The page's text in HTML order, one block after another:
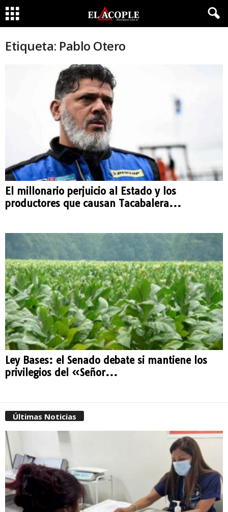
Etiqueta: Pablo Otero
El millonario perjuicio al Estado y los
productores que causan Tacabalera...
Ley Bases: el Senado debate si mantiene los
privilegios del «Señor...
Últimas Noticias